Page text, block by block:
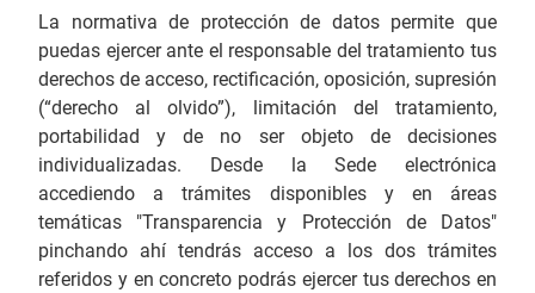
La normativa de protección de datos permite que
puedas ejercer ante el responsable del tratamiento tus
derechos de acceso, rectificación, oposición, supresión
(“derecho al olvido”), limitación del tratamiento,
portabilidad y de no ser objeto de decisiones
individualizadas. Desde la Sede electrónica
accediendo a trámites disponibles y en áreas
temáticas "Transparencia y Protección de Datos"
pinchando ahí tendrás acceso a los dos trámites
referidos y en concreto podrás ejercer tus derechos en